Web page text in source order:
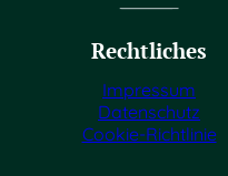
Rechtliches
Impressum
Datenschutz
Cookie-Richtlinie